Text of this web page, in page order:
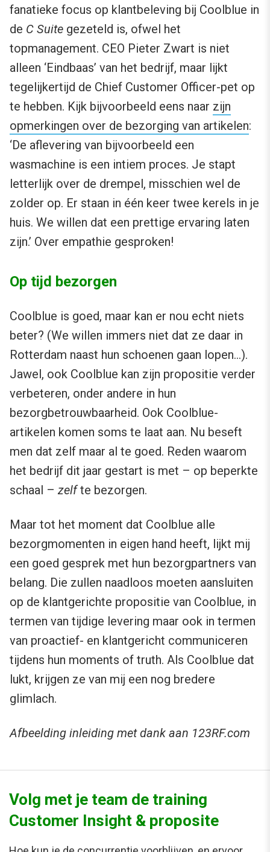
fanatieke focus op klantbeleving bij Coolblue in
de C Suite gezeteld is, ofwel het
topmanagement. CEO Pieter Zwart is niet
alleen ‘Eindbaas’ van het bedrijf, maar lijkt
tegelijkertijd de Chief Customer Officer-pet op
te hebben. Kijk bijvoorbeeld eens naar zijn
opmerkingen over de bezorging van artikelen:
‘De aflevering van bijvoorbeeld een
wasmachine is een intiem proces. Je stapt
letterlijk over de drempel, misschien wel de
zolder op. Er staan in één keer twee kerels in je
huis. We willen dat een prettige ervaring laten
zijn.’ Over empathie gesproken!
Op tijd bezorgen
Coolblue is goed, maar kan er nou echt niets
beter? (We willen immers niet dat ze daar in
Rotterdam naast hun schoenen gaan lopen…).
Jawel, ook Coolblue kan zijn propositie verder
verbeteren, onder andere in hun
bezorgbetrouwbaarheid. Ook Coolblue-
artikelen komen soms te laat aan. Nu beseft
men dat zelf maar al te goed. Reden waarom
het bedrijf dit jaar gestart is met – op beperkte
schaal – zelfte bezorgen.
Maar tot het moment dat Coolblue alle
bezorgmomenten in eigen hand heeft, lijkt mij
een goed gesprek met hun bezorgpartners van
belang. Die zullen naadloos moeten aansluiten
op de klantgerichte propositie van Coolblue, in
termen van tijdige levering maar ook in termen
van proactief- en klantgericht communiceren
tijdens hun moments of truth. Als Coolblue dat
lukt, krijgen ze van mij een nog bredere
glimlach.
Afbeelding inleiding met dank aan 123RF.com
Volg met je team de training
Customer Insight & proposite